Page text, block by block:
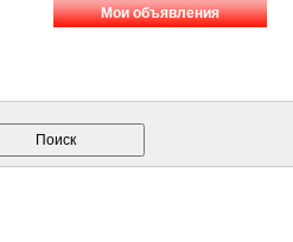
Мои объявления